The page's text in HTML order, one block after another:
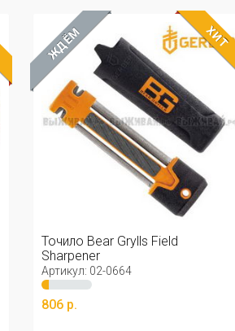
ЖДЁМ ХИТ
Точило Bear Grylls Field
Sharpener
Артикул: 02-0664
806 р.